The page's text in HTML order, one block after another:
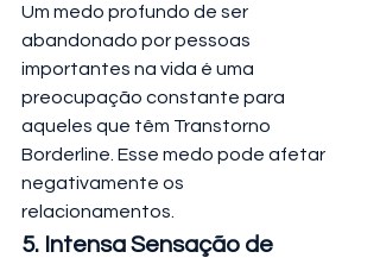
Um medo profundo de ser
abandonado por pessoas
importantes na vida é uma
preocupação constante para
aqueles que têm Transtorno
Borderline. Esse medo pode afetar
negativamente os
relacionamentos.
5. Intensa Sensação de